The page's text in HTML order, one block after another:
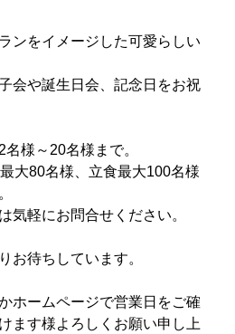
ンをイメージした可愛らしい
会や誕生日会、記念日をお祝
様～20名様まで。
大80名様、立食最大100名様
気軽にお問合せください。
お待ちしています。
ホームページで営業日をご確
ます様よろしくお願い申し上